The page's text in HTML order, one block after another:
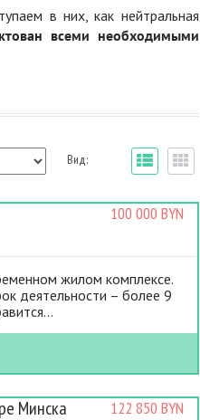
в них, как нейтральная
всеми необходимыми
Вид:
100 000 BYN
жилом комплексе.
деятельности – более 9
Минска 122 850 BYN